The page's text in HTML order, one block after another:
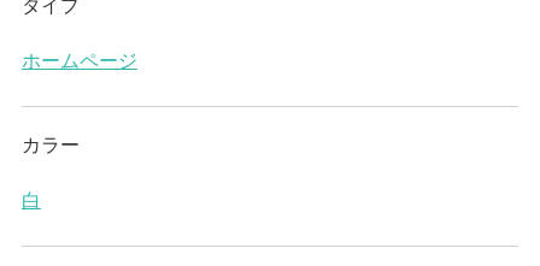
タイプ
ホームページ
カラー
白